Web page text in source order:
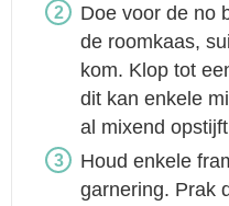
Doe voor de no
de roomkaas,
kom. Klop tot
dit kan enkele
al mixend
Houd enkele
garnering. Prak